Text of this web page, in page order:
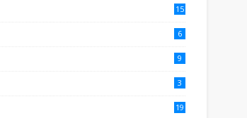
15
6
9
3
19